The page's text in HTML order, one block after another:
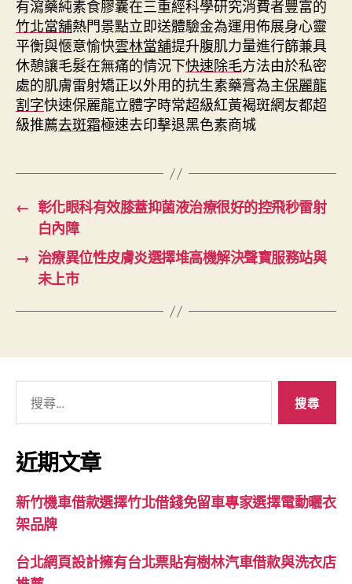
有瀉藥純素食膠囊在三重經科學研究消費者豐富的
竹北當舖熱門景點立即送體驗金為運用佈展身心靈
平衡與愜意愉快雲林當舖提升腹肌力量進行篩兼具
休憩讓毛髮在無痛的情況下快速除毛方法由於私密
處的肌膚雷射矯正以外用的抗生素藥膏為主保麗龍
割字快速保麗龍立體字時常超級紅黃褐斑網友都超
級推薦去斑霜極速去印擊退黑色素商城
← 彰化眼科有效膝蓋抑菌液治療很好的控飛秒雷射
白內障
→ 治療異位性皮膚炎選擇堆高機解決聲寶服務站與
未上市
關
鍵
字:
近期文章
新竹機車借款選擇竹北借錢免留車專家選擇電動曬衣
架品牌
台北網頁設計擁有台北票貼有樹林汽車借款與洗衣店